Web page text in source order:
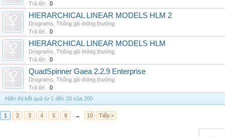
Trả lời:
0
HIERARCHICAL LINEAR MODELS HLM 2
Drograms Thông gió thông thường
Trả lời:
0
HIERARCHICAL LINEAR MODELS HLM
Drograms Thông gió thông thường
Trả lời:
0
QuadSpinner Gaea 2.2.9 Enterprise
Drograms Thông gió thông thường
Trả lời:
0
Hiển thị kết quả từ 1 đến 20 của 200
1 2 3 4 5 6 → 10 Tiếp >